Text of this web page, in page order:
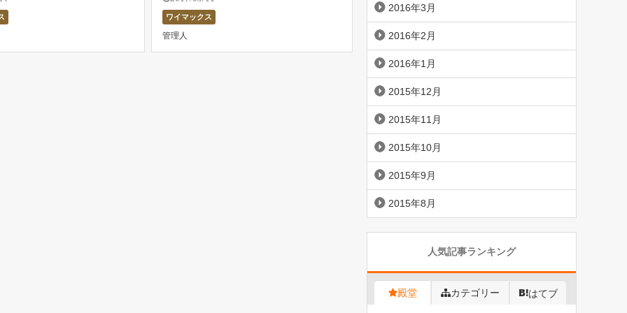
。 モバイルルーターといえ
2+やワイモバイルが有名で
らを超える勢い […]
名です。月額1,999円(税抜)から利用で
きる料金プランは当初、世間を驚かせま
した。 この記事では、 […]
ワイマックス
管理人
2016年3月
2016年2月
2016年1月
2015年12月
2015年11月
2015年10月
2015年9月
2015年8月
人気記事ランキング
殿堂 カテゴリー はてブ